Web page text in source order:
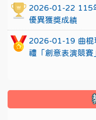
2026-01-22 115
優異獲獎成績
2026-01-19 曲棍
禮「創意表演競賽